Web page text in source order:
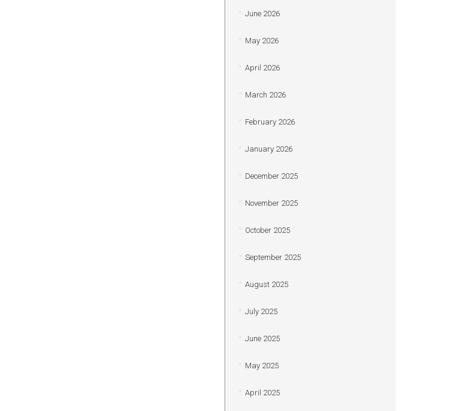
June 2026
May 2026
April 2026
March 2026
February 2026
January 2026
December 2025
November 2025
October 2025
September 2025
August 2025
July 2025
June 2025
May 2025
April 2025